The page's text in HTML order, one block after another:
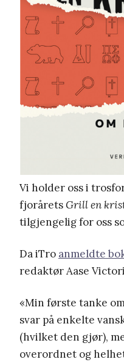
Vi holder oss i
fjoråretsGrill en
tilgjengelig for oss
Da iTro anmeldte
redaktør Aase
«Min første tanke
svar på enkelte
(hvilket den gjør),
overordnet og